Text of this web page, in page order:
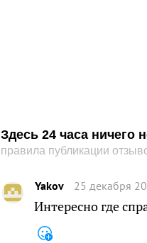
Здесь 24 часа ничего
правила публикации
Yakov 25 декабря
Интересно где